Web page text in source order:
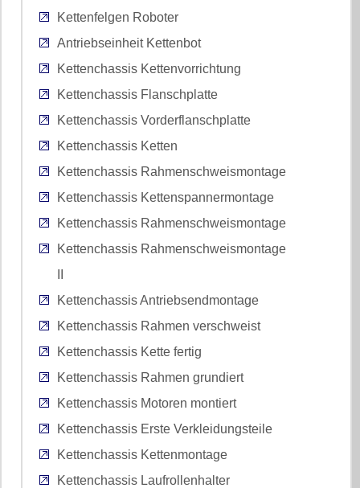
Kettenfelgen Roboter
Antriebseinheit Kettenbot
Kettenchassis Kettenvorrichtung
Kettenchassis Flanschplatte
Kettenchassis Vorderflanschplatte
Kettenchassis Ketten
Kettenchassis Rahmenschweismontage
Kettenchassis Kettenspannermontage
Kettenchassis Rahmenschweismontage
Kettenchassis Rahmenschweismontage
Kettenchassis Antriebsendmontage
Kettenchassis Rahmen verschweist
Kettenchassis Kette fertig
Kettenchassis Rahmen grundiert
Kettenchassis Motoren montiert
Kettenchassis Erste Verkleidungsteile
Kettenchassis Kettenmontage
Kettenchassis Laufrollenhalter